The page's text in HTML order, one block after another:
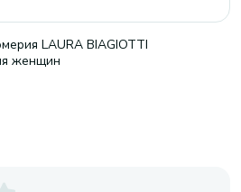
LAURA BIAGIOTTI
женщин